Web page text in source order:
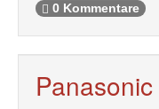
0 Kommentare
Panasonic